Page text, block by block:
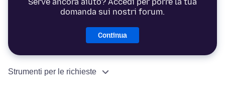
domanda sui nostri forum.
Continua
Strumenti per le richieste